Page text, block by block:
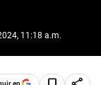
11:18 a.m.
en